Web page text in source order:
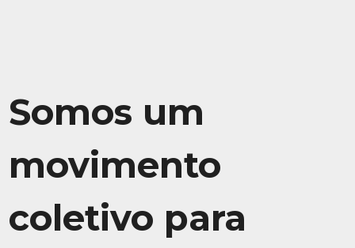
Somos um
movimento
coletivo para